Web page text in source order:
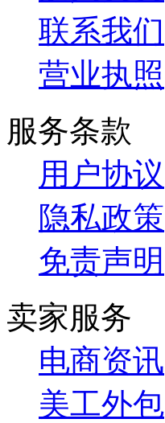
联系我们
营业执照
服务条款
用户协议
隐私政策
免责声明
卖家服务
电商资讯
美工外包